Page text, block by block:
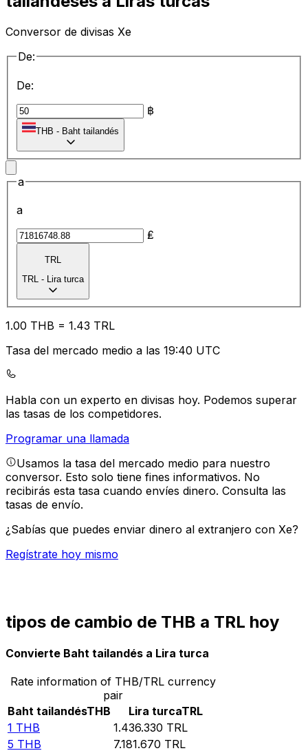
Conversor de divisas Xe
De:
De:
฿
THB - Baht tailandés
a
a
₤
TRL
TRL - Lira turca
1.00 THB = 1.43 TRL
Tasa del mercado medio a las 19:40 UTC
Habla con un experto en divisas hoy. Podemos superar
las tasas de los competidores.
Programar una llamada
Usamos la tasa del mercado medio para nuestro
conversor. Esto solo tiene fines informativos. No
recibirás esta tasa cuando envíes dinero. Consulta las
tasas de envío.
¿Sabías que puedes enviar dinero al extranjero con Xe?
Regístrate hoy mismo
tipos de cambio de THB a TRL hoy
Convierte Baht tailandés a Lira turca
Rate information of THB/TRL currency
pair
Baht tailandésTHB Lira turcaTRL
1 THB 1.436.330 TRL
5 THB 7.181.670 TRL